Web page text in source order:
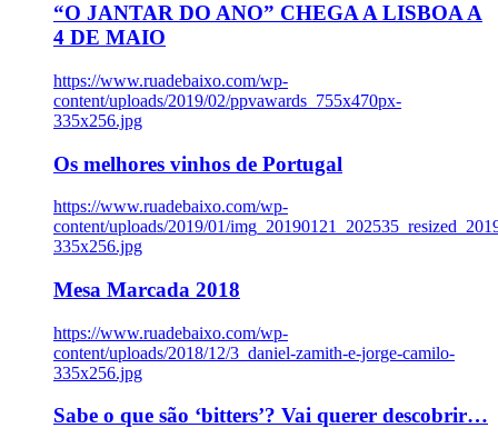
“O JANTAR DO ANO” CHEGA A LISBOA A
4 DE MAIO
https://www.ruadebaixo.com/wp-
content/uploads/2019/02/ppvawards_755x470px-
335x256.jpg
Os melhores vinhos de Portugal
https://www.ruadebaixo.com/wp-
content/uploads/2019/01/
335x256.jpg
Mesa Marcada 2018
https://www.ruadebaixo.com/wp-
content/uploads/2018/12/3_daniel-zamith-e-jorge-camilo-
335x256.jpg
Sabe o que são ‘bitters’? Vai querer descobrir…